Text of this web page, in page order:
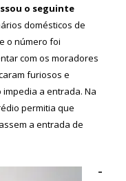
o seguinte
domésticos de
o número foi
com os moradores
furiosos e
a entrada. Na
permitia que
a entrada de
–